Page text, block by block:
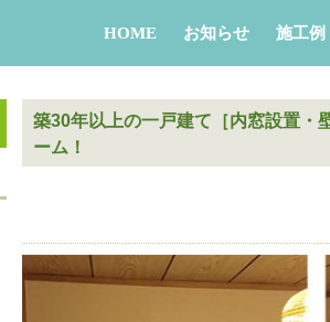
HOME お知らせ 施工例
築30年以上の一戸建て［内窓設置・
ーム！